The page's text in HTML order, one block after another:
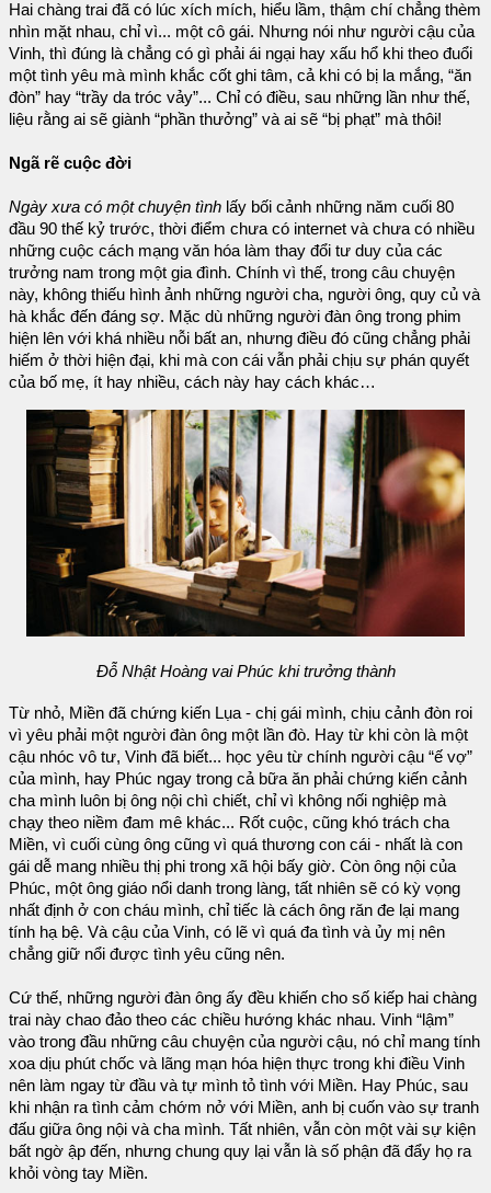
Hai chàng trai đã có lúc xích mích, hiểu lầm, thậm chí chẳng thèm
nhìn mặt nhau, chỉ vì... một cô gái. Nhưng nói như người cậu của
Vinh, thì đúng là chẳng có gì phải ái ngại hay xấu hổ khi theo đuổi
một tình yêu mà mình khắc cốt ghi tâm, cả khi có bị la mắng, “ăn
đòn” hay “trầy da tróc vảy”... Chỉ có điều, sau những lần như thế,
liệu rằng ai sẽ giành “phần thưởng” và ai sẽ “bị phạt” mà thôi!
Ngã rẽ cuộc đời
Ngày xưa có một chuyện tình lấy bối cảnh những năm cuối 80
đầu 90 thế kỷ trước, thời điểm chưa có internet và chưa có nhiều
những cuộc cách mạng văn hóa làm thay đổi tư duy của các
trưởng nam trong một gia đình. Chính vì thế, trong câu chuyện
này, không thiếu hình ảnh những người cha, người ông, quy củ và
hà khắc đến đáng sợ. Mặc dù những người đàn ông trong phim
hiện lên với khá nhiều nỗi bất an, nhưng điều đó cũng chẳng phải
hiếm ở thời hiện đại, khi mà con cái vẫn phải chịu sự phán quyết
của bố mẹ, ít hay nhiều, cách này hay cách khác…
Đỗ Nhật Hoàng vai Phúc khi trưởng thành
Từ nhỏ, Miền đã chứng kiến Lụa - chị gái mình, chịu cảnh đòn roi
vì yêu phải một người đàn ông một lần đò. Hay từ khi còn là một
cậu nhóc vô tư, Vinh đã biết... học yêu từ chính người cậu “ế vợ”
của mình, hay Phúc ngay trong cả bữa ăn phải chứng kiến cảnh
cha mình luôn bị ông nội chì chiết, chỉ vì không nối nghiệp mà
chạy theo niềm đam mê khác... Rốt cuộc, cũng khó trách cha
Miền, vì cuối cùng ông cũng vì quá thương con cái - nhất là con
gái dễ mang nhiều thị phi trong xã hội bấy giờ. Còn ông nội của
Phúc, một ông giáo nổi danh trong làng, tất nhiên sẽ có kỳ vọng
nhất định ở con cháu mình, chỉ tiếc là cách ông răn đe lại mang
tính hạ bệ. Và cậu của Vinh, có lẽ vì quá đa tình và ủy mị nên
chẳng giữ nổi được tình yêu cũng nên.
Cứ thế, những người đàn ông ấy đều khiến cho số kiếp hai chàng
trai này chao đảo theo các chiều hướng khác nhau. Vinh “lậm”
vào trong đầu những câu chuyện của người cậu, nó chỉ mang tính
xoa dịu phút chốc và lãng mạn hóa hiện thực trong khi điều Vinh
nên làm ngay từ đầu và tự mình tỏ tình với Miền. Hay Phúc, sau
khi nhận ra tình cảm chớm nở với Miền, anh bị cuốn vào sự tranh
đấu giữa ông nội và cha mình. Tất nhiên, vẫn còn một vài sự kiện
bất ngờ ập đến, nhưng chung quy lại vẫn là số phận đã đẩy họ ra
khỏi vòng tay Miền.